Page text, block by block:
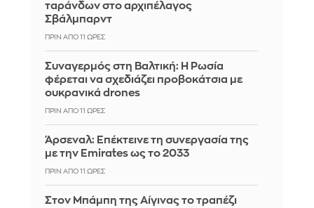
ταράνδων στο αρχιπέλαγος
Σβάλμπαρντ
ΠΡΙΝ ΑΠΌ 11 ΏΡΕΣ
Συναγερμός στη Βαλτική: Η Ρωσία
φέρεται να σχεδιάζει προβοκάτσια με
ουκρανικά drones
ΠΡΙΝ ΑΠΌ 11 ΏΡΕΣ
Άρσεναλ: Επέκτεινε τη συνεργασία της
με την Emirates ως το 2033
ΠΡΙΝ ΑΠΌ 11 ΏΡΕΣ
Στον Μπάμπη της Αίγινας το τραπέζι